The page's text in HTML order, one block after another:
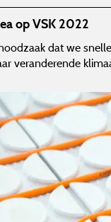
op VSK 2022
dat we
veranderende